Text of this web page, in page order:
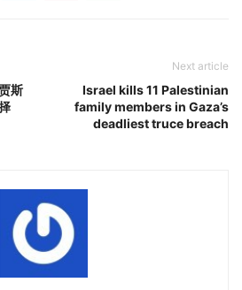
斯
Next article
Israel kills 11 Palestinian
family members in Gaza’s
deadliest truce breach